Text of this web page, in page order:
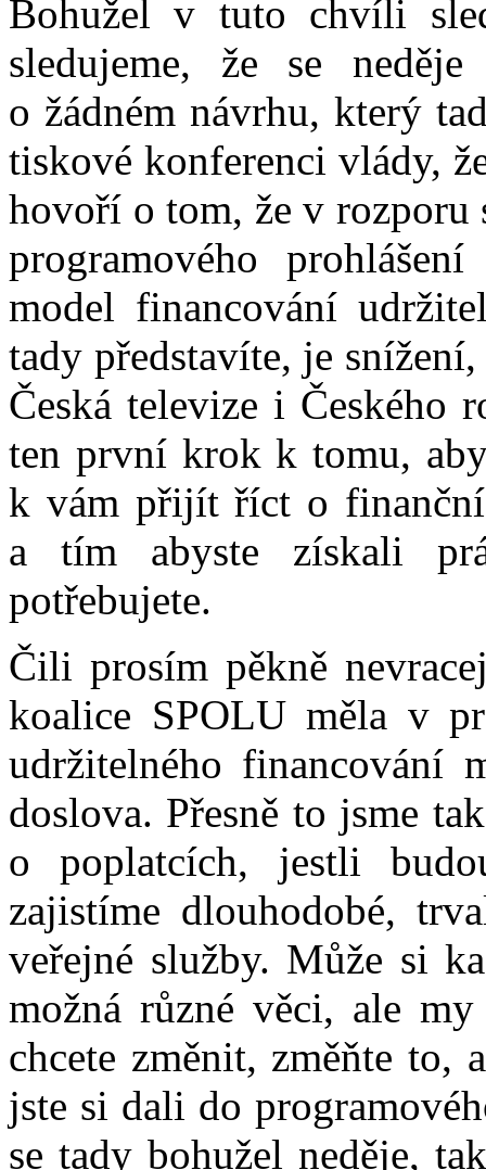
Bohužel v tuto chvíli
sledujeme, že se
o žádném návrhu, který
tiskové konferenci vlády,
hovoří o tom, že v rozporu
programového
model financování
tady představíte, je
Česká televize i Českého
ten první krok k tomu,
k vám přijít říct o finanční
a tím abyste získali
potřebujete.
Čili prosím pěkně
koalice SPOLU měla v
udržitelného financování
doslova. Přesně to jsme
o poplatcích, jestli
zajistíme dlouhodobé,
veřejné služby. Může si
možná různé věci, ale
chcete změnit, změňte to,
jste si dali do
se tady bohužel neděje,